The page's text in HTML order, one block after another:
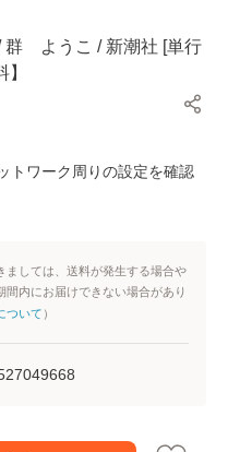
群 ようこ / 新潮社 [単行
トワーク周りの設定を確認
しては、送料が発生する場合や
間内にお届けできない場合があり
ついて ）